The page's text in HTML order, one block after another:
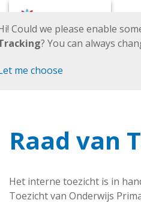
Raad van
Het interne toezicht is in
Toezicht van Onderwijs
Could we please enable
? You can always
me choose